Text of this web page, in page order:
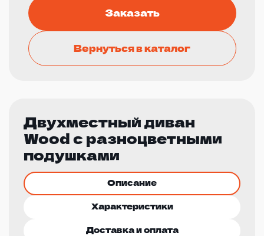
Заказать
Вернуться в каталог
Двухместный диван
Wood с разноцветными
подушками
Описание
Характеристики
Доставка и оплата